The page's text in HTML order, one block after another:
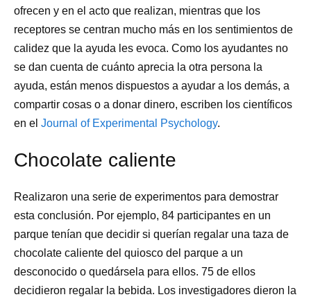
ofrecen y en el acto que realizan, mientras que los
receptores se centran mucho más en los sentimientos de
calidez que la ayuda les evoca. Como los ayudantes no
se dan cuenta de cuánto aprecia la otra persona la
ayuda, están menos dispuestos a ayudar a los demás, a
compartir cosas o a donar dinero, escriben los científicos
en el Journal of Experimental Psychology.
Chocolate caliente
Realizaron una serie de experimentos para demostrar
esta conclusión. Por ejemplo, 84 participantes en un
parque tenían que decidir si querían regalar una taza de
chocolate caliente del quiosco del parque a un
desconocido o quedársela para ellos. 75 de ellos
decidieron regalar la bebida. Los investigadores dieron la